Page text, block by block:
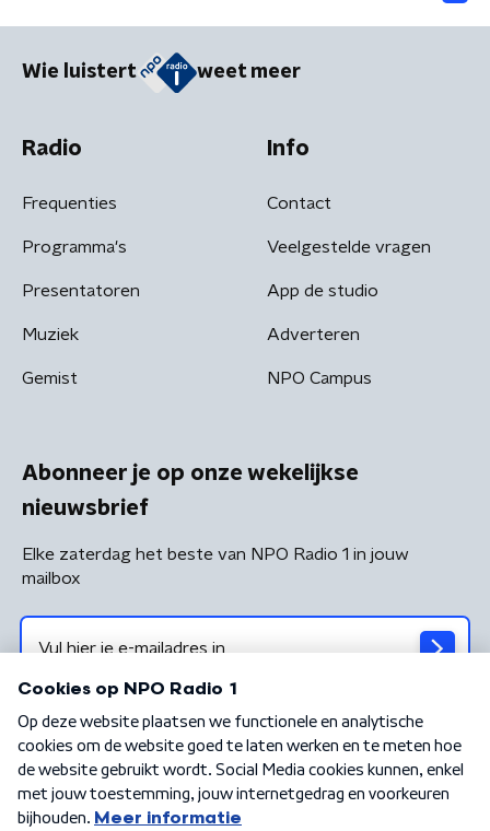
Wie luistert weet meer
Radio
Frequenties
Programma's
Presentatoren
Muziek
Gemist
Info
Contact
Veelgestelde vragen
App de studio
Adverteren
NPO Campus
Abonneer je op onze wekelijkse
nieuwsbrief
Elke zaterdag het beste van NPO Radio 1 in jouw
mailbox
Algemene voorwaarden